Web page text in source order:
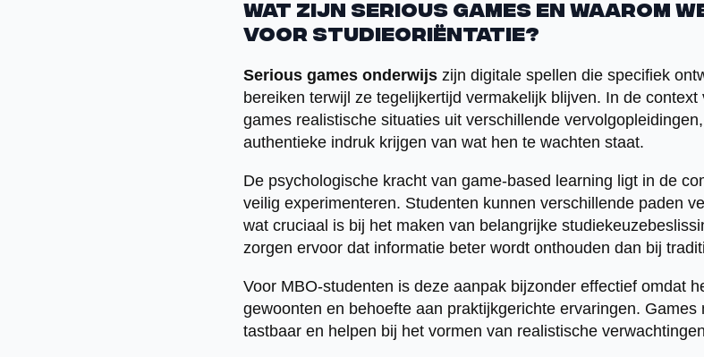
Wat zijn serious games en waarom
voor studieoriëntatie?
Serious games onderwijs zijn digitale spellen die specifiek
bereiken terwijl ze tegelijkertijd vermakelijk blijven. In de
games realistische situaties uit verschillende
authentieke indruk krijgen van wat hen te wachten staat.
De psychologische kracht van game-based learning ligt in de
veilig experimenteren. Studenten kunnen verschillende paden
wat cruciaal is bij het maken van belangrijke
zorgen ervoor dat informatie beter wordt onthouden dan bij
Voor MBO-studenten is deze aanpak bijzonder effectief omdat
gewoonten en behoefte aan praktijkgerichte ervaringen. Games
tastbaar en helpen bij het vormen van realistische